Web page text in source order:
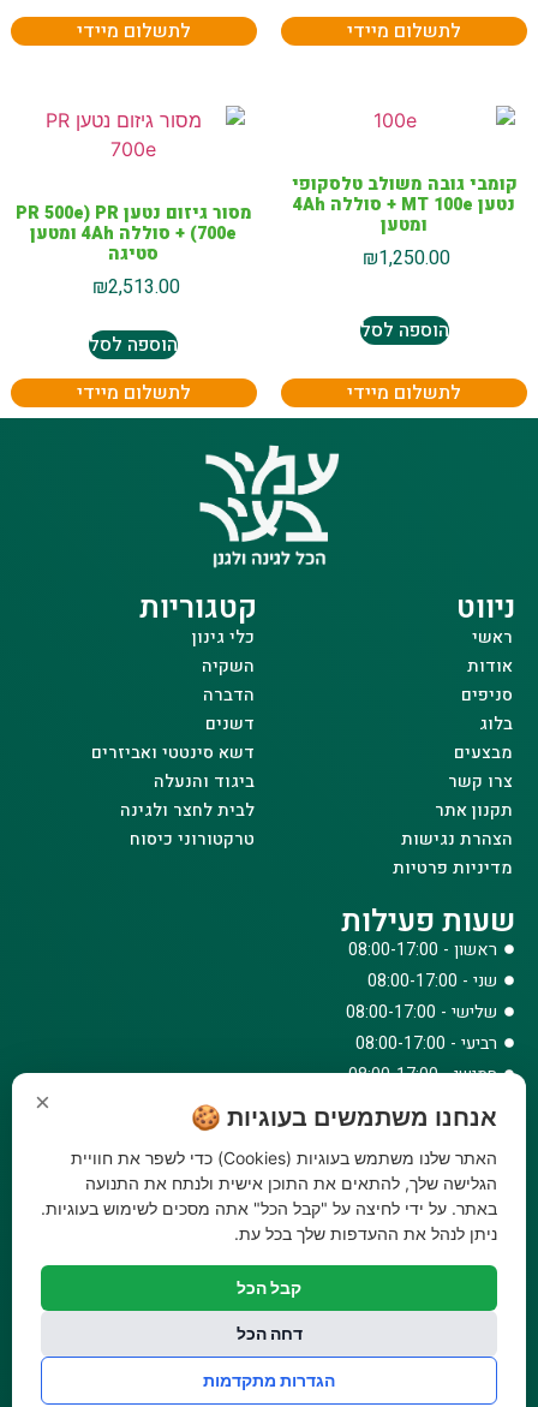
לתשלום מיידי
לתשלום מיידי
קומבי גובה משולב טלסקופי
נטען MT 100e + סוללה 4Ah
ומטען
₪1,250.00
הוספה לסל
לתשלום מיידי
מסור גיזום נטען PR 500e) PR
700e) + סוללה 4Ah ומטען
סטיגה
₪2,513.00
הוספה לסל
לתשלום מיידי
ניווט
ראשי
אודות
סניפים
בלוג
מבצעים
צרו קשר
תקנון אתר
הצהרת נגישות
מדיניות פרטיות
קטגוריות
כלי גינון
השקיה
הדברה
דשנים
דשא סינטטי ואביזרים
ביגוד והנעלה
לבית לחצר ולגינה
טרקטורוני כיסוח
שעות פעילות
ראשון - 08:00-17:00
שני - 08:00-17:00
שלישי - 08:00-17:00
רביעי - 08:00-17:00
חמישי - 08:00-17:00
שישי - 08:00-12:30
צרו קשר
073-779-6243
וואטסאפ
amirbair@amir-agricul.co.il
משלוחים:
עלות משלוח עד הבית 29.90 ₪, משלוח חינם בקניה מעל
× אנחנו משתמשים בעוגיות 🍪
האתר שלנו משתמש בעוגיות (Cookies) כדי לשפר את חוויית
הגלישה שלך, להתאים את התוכן אישית ולנתח את התנועה
באתר. על ידי לחיצה על "קבל הכל" אתה מסכים לשימוש בעוגיות.
ניתן לנהל את ההעדפות שלך בכל עת.
קבל הכל
דחה הכל
הגדרות מתקדמות